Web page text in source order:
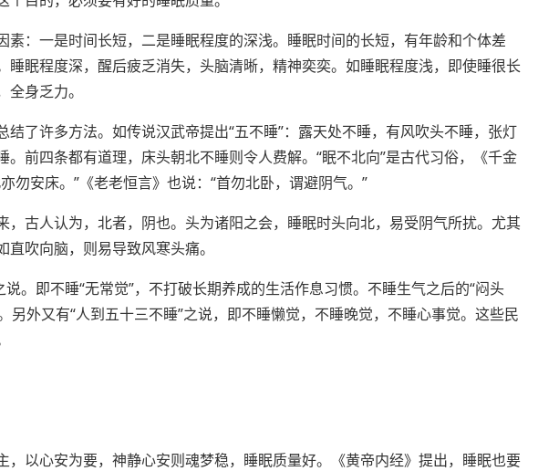
素：一是时间长短，二是睡眠程度的深浅。睡眠时间的长短，有年龄和个体差
睡眠程度深，醒后疲乏消失，头脑清晰，精神奕奕。如睡眠程度浅，即使睡很长
身乏力。
结了许多方法。如传说汉武帝提出“五不睡”：露天处不睡，有风吹头不睡，张灯
。前四条都有道理，床头朝北不睡则令人费解。“眠不北向”是古代习俗，《千金
勿安床。”《老老恒言》也说：“首勿北卧，谓避阴气。”
，古人认为，北者，阴也。头为诸阳之会，睡眠时头向北，易受阴气所扰。尤其
吹向脑，则易导致风寒头痛。
说。即不睡“无常觉”，不打破长期养成的生活作息习惯。不睡生气之后的“闷头
另外又有“人到五十三不睡”之说，即不睡懒觉，不睡晚觉，不睡心事觉。这些民
，以心安为要，神静心安则魂梦稳，睡眠质量好。《黄帝内经》提出，睡眠也要